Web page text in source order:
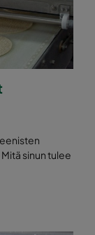
sinun tulee